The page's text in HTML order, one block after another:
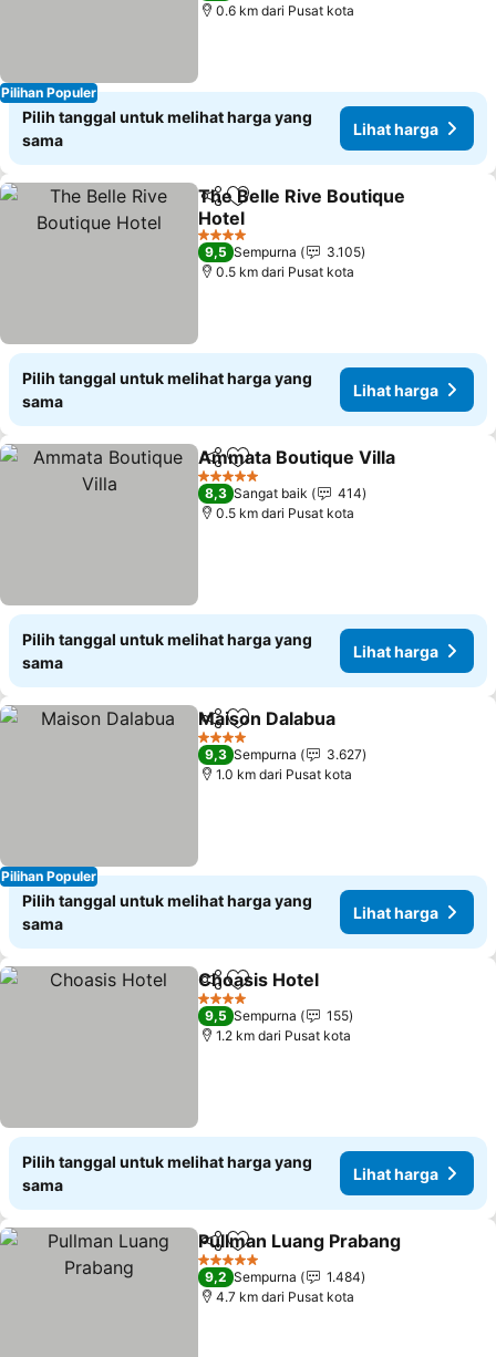
Pilihan Populer
0.6 km dari Pusat kota
Pilih tanggal untuk melihat harga yang
sama
Lihat harga
BagikanTambahkan ke favorit
The Belle Rive Boutique
Hotel
Lihat harga
4 Bintang
9,5 Sempurna
3.105
0.5 km dari Pusat kota
Pilih tanggal untuk melihat harga yang
sama
Lihat harga
BagikanTambahkan ke favorit
Ammata Boutique Villa
5 Bintang
8,3 Sangat baik
414
0.5 km dari Pusat kota
Pilih tanggal untuk melihat harga yang
sama
Lihat harga
Pilihan Populer
BagikanTambahkan ke favorit
Maison Dalabua
4 Bintang
9,3 Sempurna
3.627
1.0 km dari Pusat kota
Pilih tanggal untuk melihat harga yang
sama
Lihat harga
BagikanTambahkan ke favorit
Choasis Hotel
4 Bintang
9,5 Sempurna
155
1.2 km dari Pusat kota
Pilih tanggal untuk melihat harga yang
sama
Lihat harga
BagikanTambahkan ke favorit
Pullman Luang Prabang
5 Bintang
9,2 Sempurna
1.484
4.7 km dari Pusat kota